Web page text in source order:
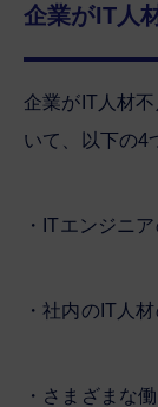
企業がIT人
企業がIT人材
いて、以下の4
・ITエンジニ
・社内のIT人
・さまざまな